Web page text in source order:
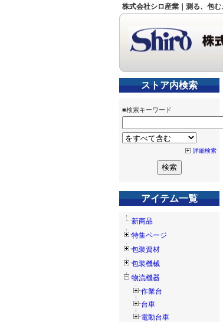
株式会社シロ産業｜測る、包
ストア内検索
■検索キーワード
詳細検索
アイテム一覧
新商品
特集ページ
包装資材
包装機械
物流機器
作業台
台車
電動台車